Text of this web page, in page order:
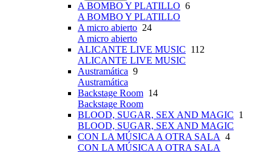
A BOMBO Y PLATILLO 6
A BOMBO Y PLATILLO
A micro abierto 24
A micro abierto
ALICANTE LIVE MUSIC 112
ALICANTE LIVE MUSIC
Austramática 9
Austramática
Backstage Room 14
Backstage Room
BLOOD, SUGAR, SEX AND MAGIC 1
BLOOD, SUGAR, SEX AND MAGIC
CON LA MÚSICA A OTRA SALA 4
CON LA MÚSICA A OTRA SALA